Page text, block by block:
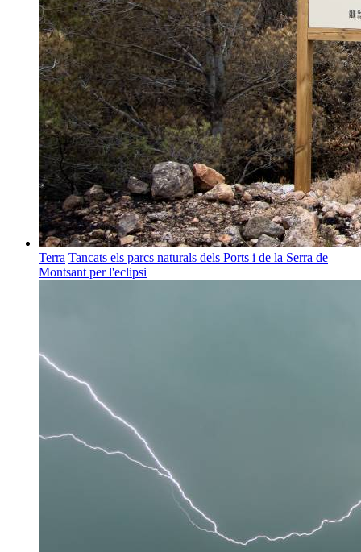
Terra Tancats els parcs naturals dels Ports i de la Serra de
Montsant per l'eclipsi